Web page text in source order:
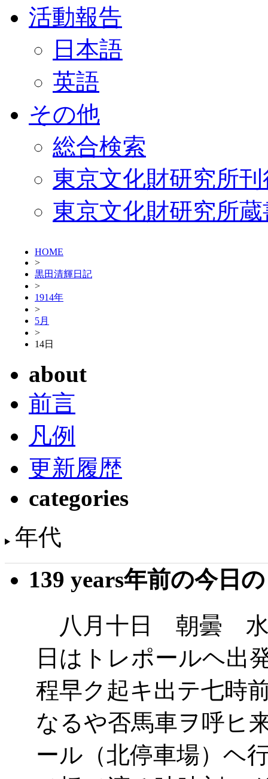
活動報告
日本語
英語
その他
総合検索
東京文化財研究所
東京文化財研究所
HOME
>
黒田清輝日記
>
1914年
>
5月
>
14日
about
前言
凡例
更新履歴
categories
年代
139 years年前の今日
八月十日 朝曇 水
日はトレポールヘ出
程早ク起キ出テ七時
なるや否馬車ヲ呼ヒ
ール（北停車場）ヘ